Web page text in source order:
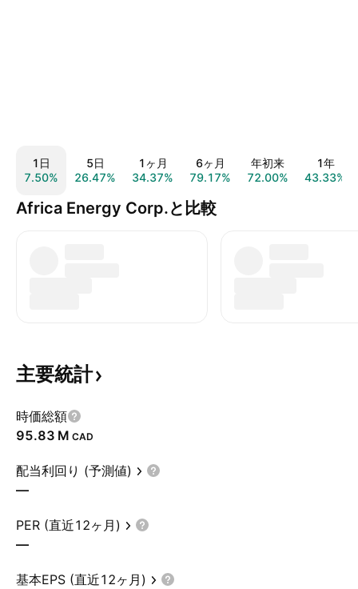
1日
7.50%
5日
26.47%
1ヶ月
34.37%
6ヶ月
79.17%
年初来
72.00%
1年
43.33%
Africa Energy Corp.と比較
主要統計
時価総額
‪95.83 M‬ CAD
配当利回り (予測値)
—
PER (直近12ヶ月)
—
基本EPS (直近12ヶ月)